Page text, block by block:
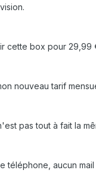
cette box pour 29,99
nouveau tarif
pas tout à fait la
téléphone, aucun mail